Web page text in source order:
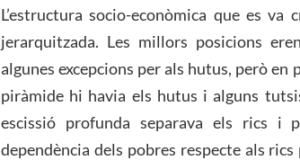
L’estructura socio-econòmica que es
jerarquitzada. Les millors posicions
algunes excepcions per als hutus, però
piràmide hi havia els hutus i alguns
escissió profunda separava els rics i
dependència dels pobres respecte als